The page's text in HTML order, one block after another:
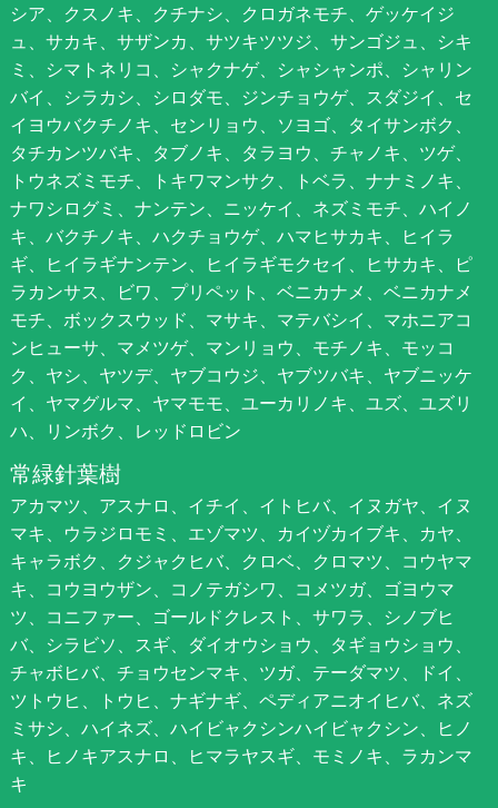
シア、クスノキ、クチナシ、クロガネモチ、ゲッケイジ
ュ、サカキ、サザンカ、サツキツツジ、サンゴジュ、シキ
ミ、シマトネリコ、シャクナゲ、シャシャンポ、シャリン
バイ、シラカシ、シロダモ、ジンチョウゲ、スダジイ、セ
イヨウバクチノキ、センリョウ、ソヨゴ、タイサンボク、
タチカンツバキ、タブノキ、タラヨウ、チャノキ、ツゲ、
トウネズミモチ、トキワマンサク、トベラ、ナナミノキ、
ナワシログミ、ナンテン、ニッケイ、ネズミモチ、ハイノ
キ、バクチノキ、ハクチョウゲ、ハマヒサカキ、ヒイラ
ギ、ヒイラギナンテン、ヒイラギモクセイ、ヒサカキ、ピ
ラカンサス、ビワ、プリペット、ベニカナメ、ベニカナメ
モチ、ボックスウッド、マサキ、マテバシイ、マホニアコ
ンヒューサ、マメツゲ、マンリョウ、モチノキ、モッコ
ク、ヤシ、ヤツデ、ヤブコウジ、ヤブツバキ、ヤブニッケ
イ、ヤマグルマ、ヤマモモ、ユーカリノキ、ユズ、ユズリ
ハ、リンボク、レッドロビン
常緑針葉樹
アカマツ、アスナロ、イチイ、イトヒバ、イヌガヤ、イヌ
マキ、ウラジロモミ、エゾマツ、カイヅカイブキ、カヤ、
キャラボク、クジャクヒバ、クロベ、クロマツ、コウヤマ
キ、コウヨウザン、コノテガシワ、コメツガ、ゴヨウマ
ツ、コニファー、ゴールドクレスト、サワラ、シノブヒ
バ、シラビソ、スギ、ダイオウショウ、タギョウショウ、
チャボヒバ、チョウセンマキ、ツガ、テーダマツ、ドイ、
ツトウヒ、トウヒ、ナギナギ、ペディアニオイヒバ、ネズ
ミサシ、ハイネズ、ハイビャクシンハイビャクシン、ヒノ
キ、ヒノキアスナロ、ヒマラヤスギ、モミノキ、ラカンマ
キ